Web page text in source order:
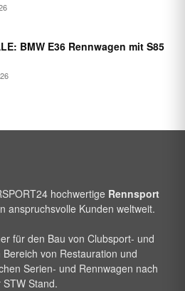
BMW E36 Rennwagen mit S85
hochwertige Rennsport
anspruchsvolle Kunden weltweit.
für den Bau von Clubsport- und
von Restauration und
Serien- und Rennwagen nach
Stand.